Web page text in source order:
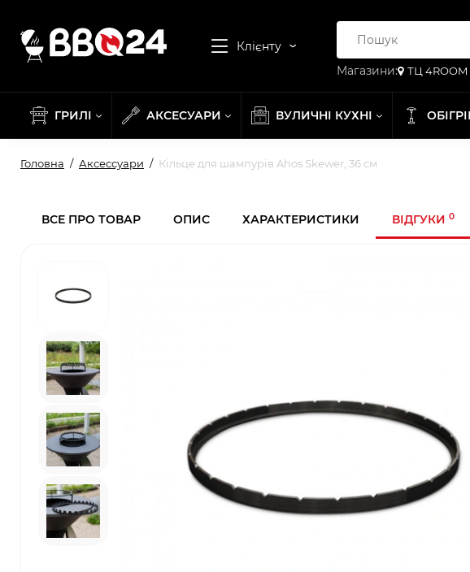
Клієнту
Магазини: ТЦ 4ROOM
ГРИЛІ АКСЕСУАРИ ВУЛИЧНІ КУХНІ
Головна Аксессуари Кільце для шампурів Ahos Skewer, 36 см
ВСЕ ПРО ТОВАР ОПИС ХАРАКТЕРИСТИКИ ВІДГУКИ 0